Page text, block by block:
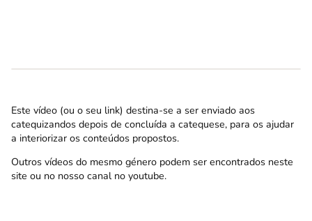
Este vídeo (ou o seu link) destina-se a ser enviado aos
catequizandos depois de concluída a catequese, para os ajudar
a interiorizar os conteúdos propostos.
Outros vídeos do mesmo género podem ser encontrados neste
site ou no nosso canal no youtube.